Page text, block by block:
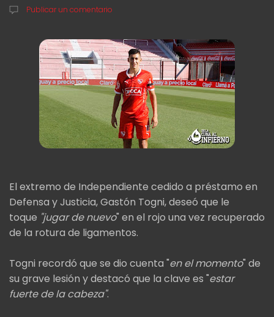
Publicar un comentario
El extremo de Independiente cedido a préstamo en
Defensa y Justicia, Gastón Togni, deseó que le
toque "jugar de nuevo" en el rojo una vez recuperado
de la rotura de ligamentos.
Togni recordó que se dio cuenta "en el momento" de
su grave lesión y destacó que la clave es "estar
fuerte de la cabeza".